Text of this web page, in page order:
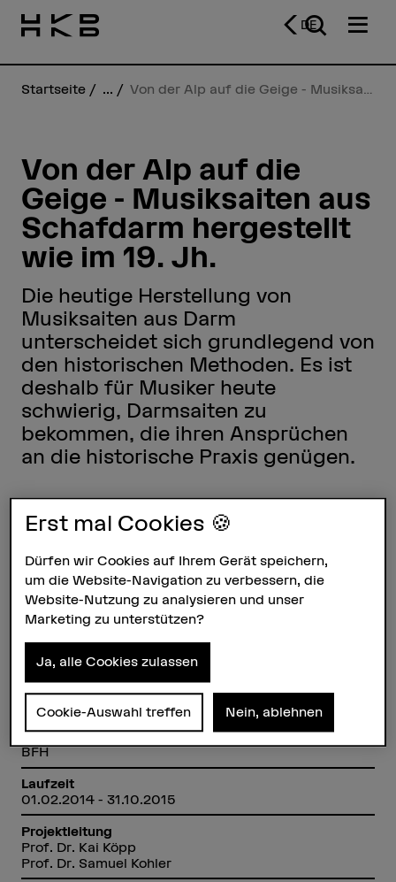
DE
Startseite ...
Von der Alp auf die
Geige - Musiksaiten aus
Schafdarm hergestellt
wie im 19. Jh.
Die heutige Herstellung von
Musiksaiten aus Darm
unterscheidet sich grundlegend von
den historischen Methoden. Es ist
deshalb für Musiker heute
schwierig, Darmsaiten zu
bekommen, die ihren Ansprüchen
an die historische Praxis genügen.
Steckbrief
Beteiligte Departemente
Hochschule für Agrar-, Forst- und
Lebensmittelwissenschaften
Hochschule der Künste Bern
Institut(e)
Institut Interpretation
Aufführung und Interpretation
Förderorganisation
BFH
Laufzeit
01.02.2014 - 31.10.2015
Projektleitung
Prof. Dr. Kai Köpp
Prof. Dr. Samuel Kohler
Erst mal Cookies 🍪
Dürfen wir Cookies auf Ihrem Gerät speichern,
um die Website-Navigation zu verbessern, die
Website-Nutzung zu analysieren und unser
Marketing zu unterstützen?
Ja, alle Cookies zulassen
Cookie-Auswahl treffen Nein, ablehnen